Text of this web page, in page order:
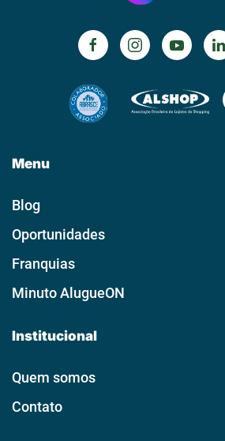
Menu
Blog
Oportunidades
Franquias
Minuto AlugueON
Institucional
Quem somos
Contato